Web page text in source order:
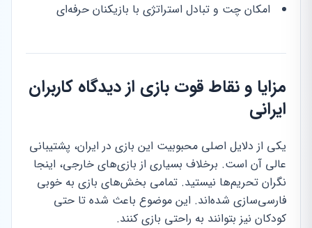
امکان چت و تبادل استراتژی با بازیکنان حرفه‌ای
مزایا و نقاط قوت بازی از دیدگاه کاربران
ایرانی
یکی از دلایل اصلی محبوبیت این بازی در ایران، پشتیبانی
عالی آن است. برخلاف بسیاری از بازی‌های خارجی، اینجا
نگران تحریم‌ها نیستید. تمامی بخش‌های بازی به خوبی
فارسی‌سازی شده‌اند. این موضوع باعث شده تا حتی
کودکان نیز بتوانند به راحتی بازی کنند.